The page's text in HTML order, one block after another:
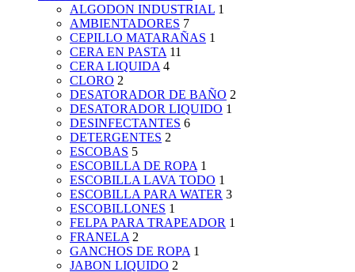
ALGODON INDUSTRIAL 1
AMBIENTADORES 7
CEPILLO MATARAÑAS 1
CERA EN PASTA 11
CERA LIQUIDA 4
CLORO 2
DESATORADOR DE BAÑO 2
DESATORADOR LIQUIDO 1
DESINFECTANTES 6
DETERGENTES 2
ESCOBAS 5
ESCOBILLA DE ROPA 1
ESCOBILLA LAVA TODO 1
ESCOBILLA PARA WATER 3
ESCOBILLONES 1
FELPA PARA TRAPEADOR 1
FRANELA 2
GANCHOS DE ROPA 1
JABON LIQUIDO 2